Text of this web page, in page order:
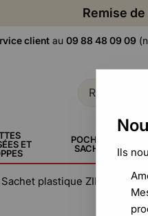
Remise
client au 09 88 48 09 09
ET
POCHETTE,
SACHERIE
Sachet plastique ZIP
Ils